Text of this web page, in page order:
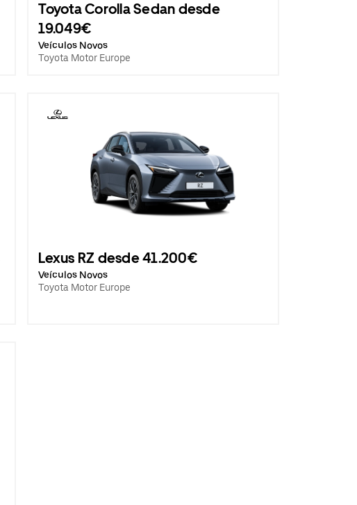
Toyota Corolla Sedan desde
19.049€
Veículos Novos
Toyota Motor Europe
Lexus RZ desde 41.200€
Veículos Novos
Toyota Motor Europe